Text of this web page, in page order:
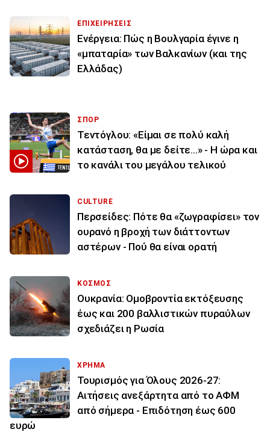
ΕΠΙΧΕΙΡΗΣΕΙΣ
Ενέργεια: Πώς η Βουλγαρία έγινε η
«μπαταρία» των Βαλκανίων (και της
Ελλάδας)
ΣΠΟΡ
Τεντόγλου: «Είμαι σε πολύ καλή
κατάσταση, θα με δείτε...» - Η ώρα και
το κανάλι του μεγάλου τελικού
CULTURE
Περσείδες: Πότε θα «ζωγραφίσει» τον
ουρανό η βροχή των διάττοντων
αστέρων - Πού θα είναι ορατή
ΚΟΣΜΟΣ
Ουκρανία: Ομοβροντία εκτόξευσης
έως και 200 βαλλιστικών πυραύλων
σχεδιάζει η Ρωσία
ΧΡΗΜΑ
Τουρισμός για Όλους 2026-27:
Αιτήσεις ανεξάρτητα από το ΑΦΜ
από σήμερα - Επιδότηση έως 600
ευρώ